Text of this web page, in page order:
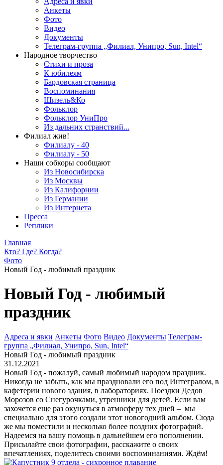
Анкеты
Фото
Видео
Документы
Телеграм-группа „Филиал, Унипро, Sun, Intel“
Народное творчество
Стихи и проза
К юбилеям
Бардовская страница
Воспоминания
Шизель&Ко
Фольклор
Фольклор УниПро
Из дальних странствий...
Филиал жив!
Филиалу - 40
Филиалу - 50
Наши собкоры сообщают
Из Новосибирска
Из Москвы
Из Калифорнии
Из Германии
Из Интернета
Пресса
Реплики
Главная
Кто? Где? Когда?
Фото
Новый Год - любимый праздник
Новый Год - любимый
праздник
Адреса и явки Анкеты Фото Видео Документы Телеграм-
группа „Филиал, Унипро, Sun, Intel“
Новый Год - любимый праздник
31.12.2021
Новый Год - пожалуй, самый любимый народом праздник.
Никогда не забыть, как мы праздновали его под Интегралом, в
кафетерии нового здания, в лабораториях. Поездки Дедов
Морозов со Снегурочками, утренники для детей. Если вам
захочется еще раз окунуться в атмосферу тех дней – мы
специально для этого создали этот новогодний альбом. Сюда
же мы поместили и несколько более поздних фотографий.
Надеемся на вашу помощь в дальнейшем его пополнении.
Присылайте свои фотографии, расскажите о своих
впечатлениях, поделитесь своими воспоминаниями. Ждём!